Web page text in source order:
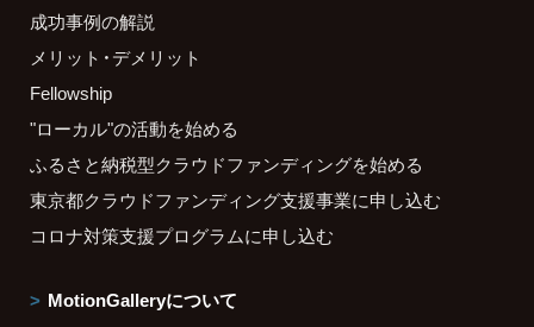
成功事例の解説
メリット・デメリット
Fellowship
"ローカル"の活動を始める
ふるさと納税型クラウドファンディングを始める
東京都クラウドファンディング支援事業に申し込む
コロナ対策支援プログラムに申し込む
MotionGalleryについて